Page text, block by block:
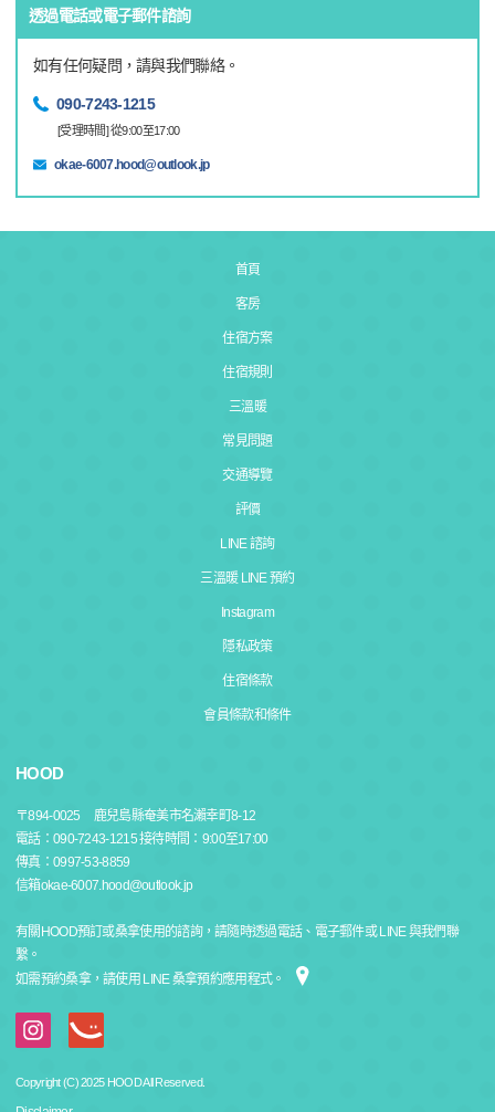
透過電話或電子郵件諮詢
如有任何疑問，請與我們聯絡。
090-7243-1215
[受理時間] 從9:00至17:00
okae-6007.hood@outlook.jp
首頁
客房
住宿方案
住宿規則
三溫暖
常見問題
交通導覽
評價
LINE 諮詢
三溫暖 LINE 預約
Instagram
隱私政策
住宿條款
會員條款和條件
HOOD
〒894-0025
鹿兒島縣奄美市名瀨幸町8-12
電話：090-7243-1215 接待時間：9:00至17:00
傳真：0997-53-8859
信箱okae-6007.hood@outlook.jp
有關HOOD預訂或桑拿使用的諮詢，請隨時透過電話、電子郵件或 LINE 與我們聯
繫。
如需預約桑拿，請使用 LINE 桑拿預約應用程式。
Copyright (C) 2025 HOOD All Reserved.